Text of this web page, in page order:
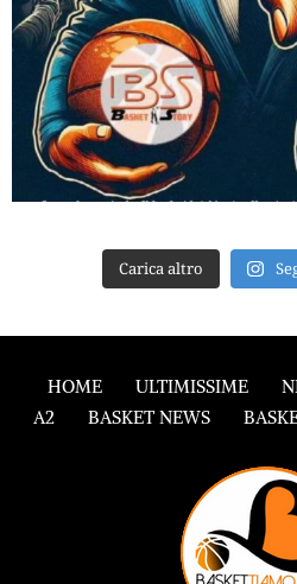
Carica altro
HOME ULTIMISSIME
A2
BASKET NEWS